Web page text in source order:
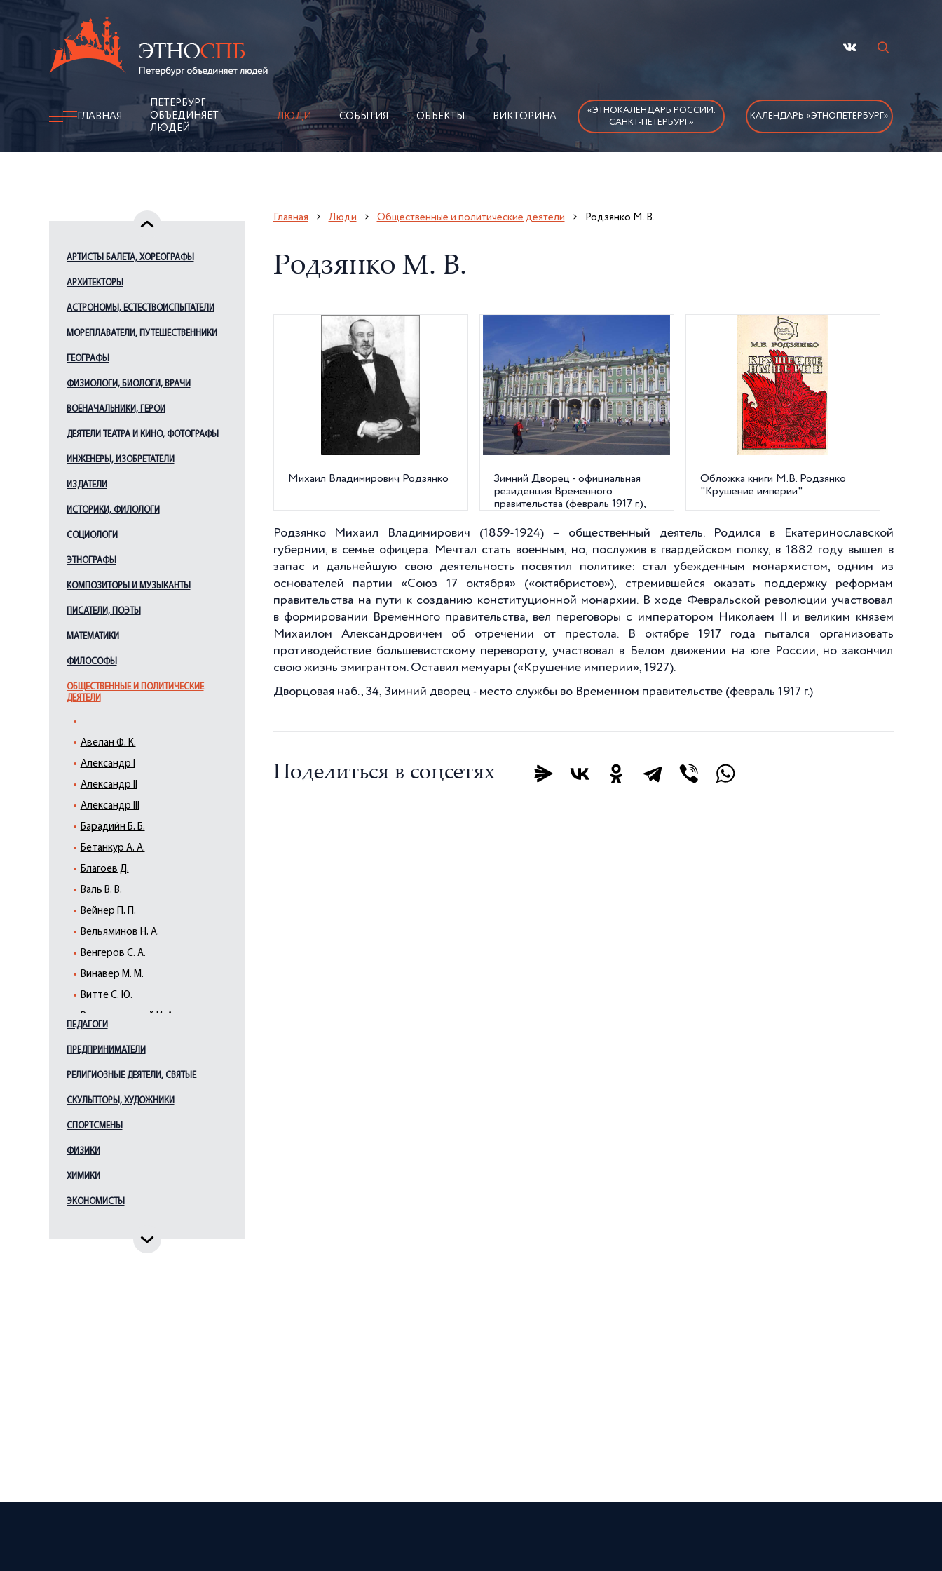
ГЛАВНАЯ
ПЕТЕРБУРГ
ОБЪЕДИНЯЕТ
ЛЮДЕЙ
ЛЮДИ СОБЫТИЯ ОБЪЕКТЫ ВИКТОРИНА
«ЭТНОКАЛЕНДАРЬ РОССИИ.
САНКТ-ПЕТЕРБУРГ»
КАЛЕНДАРЬ «ЭТНОПЕТЕРБУРГ»
АРТИСТЫ БАЛЕТА, ХОРЕОГРАФЫ
АРХИТЕКТОРЫ
АСТРОНОМЫ, ЕСТЕСТВОИСПЫТАТЕЛИ
МОРЕПЛАВАТЕЛИ, ПУТЕШЕСТВЕННИКИ
ГЕОГРАФЫ
ФИЗИОЛОГИ, БИОЛОГИ, ВРАЧИ
ВОЕНАЧАЛЬНИКИ, ГЕРОИ
ДЕЯТЕЛИ ТЕАТРА И КИНО, ФОТОГРАФЫ
ИНЖЕНЕРЫ, ИЗОБРЕТАТЕЛИ
ИЗДАТЕЛИ
ИСТОРИКИ, ФИЛОЛОГИ
СОЦИОЛОГИ
ЭТНОГРАФЫ
КОМПОЗИТОРЫ И МУЗЫКАНТЫ
ПИСАТЕЛИ, ПОЭТЫ
МАТЕМАТИКИ
ФИЛОСОФЫ
ОБЩЕСТВЕННЫЕ И ПОЛИТИЧЕСКИЕ
ДЕЯТЕЛИ
Авелан Ф. К.
Александр I
Александр II
Александр III
Барадийн Б. Б.
Бетанкур А. А.
Благоев Д.
Валь В. В.
Вейнер П. П.
Вельяминов Н. А.
Венгеров С. А.
Винавер М. М.
Витте С. Ю.
Горчаков А. М.
Грессер П. А.
Грибоедов А. С.
Джонс Дж.
Капнист В. В.
ПЕДАГОГИ
ПРЕДПРИНИМАТЕЛИ
РЕЛИГИОЗНЫЕ ДЕЯТЕЛИ, СВЯТЫЕ
СКУЛЬПТОРЫ, ХУДОЖНИКИ
СПОРТСМЕНЫ
ФИЗИКИ
ХИМИКИ
ЭКОНОМИСТЫ
Главная Люди Общественные и политические деятели Родзянко М. В.
Родзянко М. В.
Михаил Владимирович Родзянко
Зимний Дворец - официальная
резиденция Временного
правительства (февраль 1917 г.),
Обложка книги М.В. Родзянко
"Крушение империи"
Родзянко Михаил Владимирович (1859-1924) – общественный деятель. Родился в Екатеринославской
губернии, в семье офицера. Мечтал стать военным, но, послужив в гвардейском полку, в 1882 году вышел в
запас и дальнейшую свою деятельность посвятил политике: стал убежденным монархистом, одним из
основателей партии «Союз 17 октября» («октябристов»), стремившейся оказать поддержку реформам
правительства на пути к созданию конституционной монархии. В ходе Февральской революции участвовал
в формировании Временного правительства, вел переговоры с императором Николаем II и великим князем
Михаилом Александровичем об отречении от престола. В октябре 1917 года пытался организовать
противодействие большевистскому перевороту, участвовал в Белом движении на юге России, но закончил
свою жизнь эмигрантом. Оставил мемуары («Крушение империи», 1927).
Дворцовая наб., 34, Зимний дворец - место службы во Временном правительстве (февраль 1917 г.)
Поделиться в соцсетях